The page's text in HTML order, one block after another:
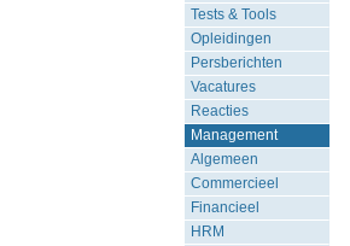
Tests & Tools
Opleidingen
Persberichten
Vacatures
Reacties
Management
Algemeen
Commercieel
Financieel
HRM